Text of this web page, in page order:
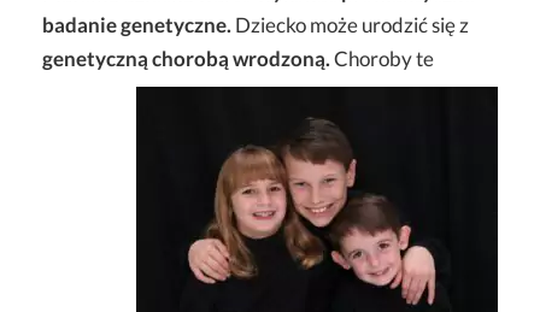
badanie genetyczne. Dziecko może urodzić się z
genetyczną chorobą wrodzoną.Choroby te